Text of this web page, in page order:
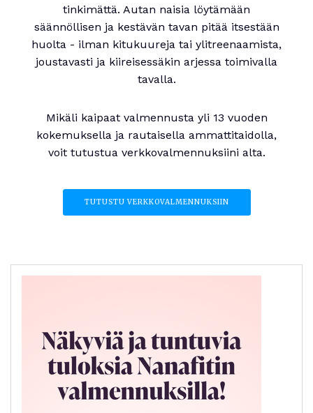
tinkimättä. Autan naisia löytämään
säännöllisen ja kestävän tavan pitää itsestään
huolta - ilman kitukuureja tai ylitreenaamista,
joustavasti ja kiireisessäkin arjessa toimivalla
tavalla.
Mikäli kaipaat valmennusta yli 13 vuoden
kokemuksella ja rautaisella ammattitaidolla,
voit tutustua verkkovalmennuksiini alta.
TUTUSTU VERKKOVALMENNUKSIIN